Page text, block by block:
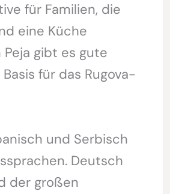
für Familien, die
eine Küche
gibt es gute
für das Rugova-
und Serbisch
Deutsch
der großen